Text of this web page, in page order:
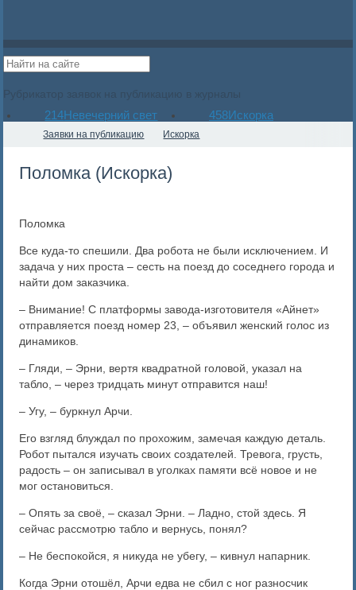
Рубрикатор заявок на публикацию в журналы
214Невечерний свет 458Искорка
Заявки на публикацию Искорка
Поломка (Искорка)
Поломка
Все куда-то спешили. Два робота не были исключением. И
задача у них проста – сесть на поезд до соседнего города и
найти дом заказчика.
– Внимание! С платформы завода-изготовителя «Айнет»
отправляется поезд номер 23, – объявил женский голос из
динамиков.
– Гляди, – Эрни, вертя квадратной головой, указал на
табло, – через тридцать минут отправится наш!
– Угу, – буркнул Арчи.
Его взгляд блуждал по прохожим, замечая каждую деталь.
Робот пытался изучать своих создателей. Тревога, грусть,
радость – он записывал в уголках памяти всё новое и не
мог остановиться.
– Опять за своё, – сказал Эрни. – Ладно, стой здесь. Я
сейчас рассмотрю табло и вернусь, понял?
– Не беспокойся, я никуда не убегу, – кивнул напарник.
Когда Эрни отошёл, Арчи едва не сбил с ног разносчик